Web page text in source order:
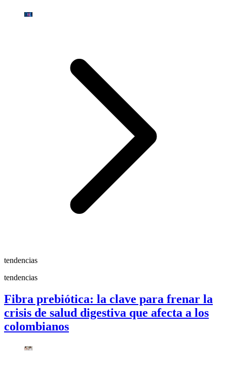
tendencias
tendencias
Fibra prebiótica: la clave para frenar la
crisis de salud digestiva que afecta a los
colombianos